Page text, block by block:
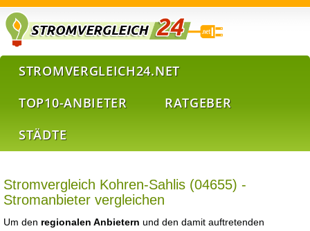
STROMVERGLEICH24.NET
TOP10-ANBIETER
RATGEBER
STÄDTE
Stromvergleich Kohren-Sahlis (04655) -
Stromanbieter vergleichen
Um den regionalen Anbietern und den damit auftretenden